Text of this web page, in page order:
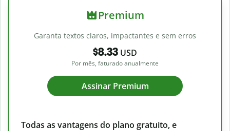
Premium
Garanta textos claros, impactantes e sem erros
$8.33 USD
Por mês, faturado anualmente
Assinar Premium
Todas as vantagens do plano gratuito, e